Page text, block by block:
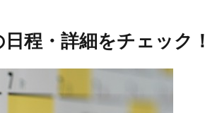
程・詳細をチェック！